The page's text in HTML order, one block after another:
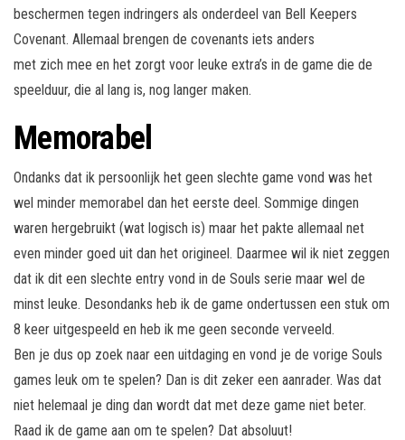
beschermen tegen indringers als onderdeel van Bell Keepers
Covenant. Allemaal brengen de covenants iets anders
met zich mee en het zorgt voor leuke extra’s in de game die de
speelduur, die al lang is, nog langer maken.
Memorabel
Ondanks dat ik persoonlijk het geen slechte game vond was het
wel minder memorabel dan het eerste deel. Sommige dingen
waren hergebruikt (wat logisch is) maar het pakte allemaal net
even minder goed uit dan het origineel. Daarmee wil ik niet zeggen
dat ik dit een slechte entry vond in de Souls serie maar wel de
minst leuke. Desondanks heb ik de game ondertussen een stuk om
8 keer uitgespeeld en heb ik me geen seconde verveeld.
Ben je dus op zoek naar een uitdaging en vond je de vorige Souls
games leuk om te spelen? Dan is dit zeker een aanrader. Was dat
niet helemaal je ding dan wordt dat met deze game niet beter.
Raad ik de game aan om te spelen? Dat absoluut!